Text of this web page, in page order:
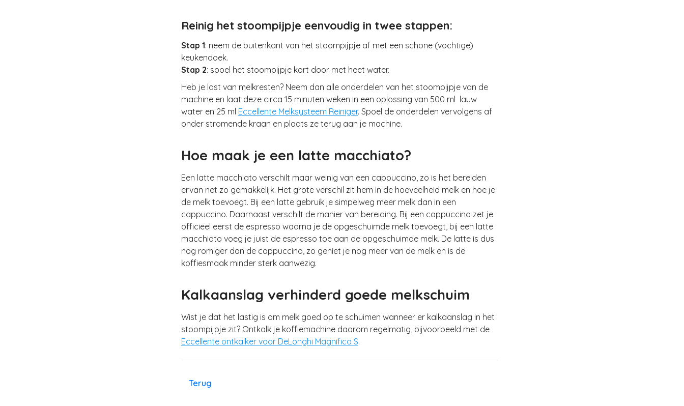
Reinig het stoompijpje eenvoudig in twee stappen:
Stap 1: neem de buitenkant van het stoompijpje af met een schone (vochtige)
keukendoek.
Stap 2: spoel het stoompijpje kort door met heet water.
Heb je last van melkresten? Neem dan alle onderdelen van het stoompijpje van de
machine en laat deze circa 15 minuten weken in een oplossing van 500 ml lauw
water en 25 ml Eccellente Melksysteem Reiniger. Spoel de onderdelen vervolgens af
onder stromende kraan en plaats ze terug aan je machine.
Hoe maak je een latte macchiato?
Een latte macchiato verschilt maar weinig van een cappuccino, zo is het bereiden
ervan net zo gemakkelijk. Het grote verschil zit hem in de hoeveelheid melk en hoe je
de melk toevoegt. Bij een latte gebruik je simpelweg meer melk dan in een
cappuccino. Daarnaast verschilt de manier van bereiding. Bij een cappuccino zet je
officieel eerst de espresso waarna je de opgeschuimde melk toevoegt, bij een latte
macchiato voeg je juist de espresso toe aan de opgeschuimde melk. De latte is dus
nog romiger dan de cappuccino, zo geniet je nog meer van de melk en is de
koffiesmaak minder sterk aanwezig.
Kalkaanslag verhinderd goede melkschuim
Wist je dat het lastig is om melk goed op te schuimen wanneer er kalkaanslag in het
stoompijpje zit? Ontkalk je koffiemachine daarom regelmatig, bijvoorbeeld met de
Eccellente ontkalker voor DeLonghi Magnifica S.
Terug